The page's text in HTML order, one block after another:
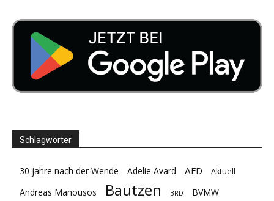
Schlagwörter
30 jahre nach der Wende Adelie Avard AFD Aktuell
Andreas Manousos Bautzen BRD BVMW